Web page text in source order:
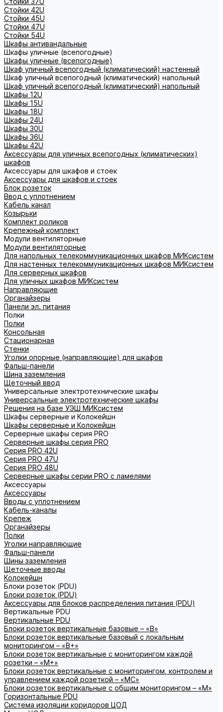
Стойки 42U
Стойки 45U
Стойки 47U
Стойки 54U
Шкафы антивандальные
Шкафы уличные (всепогодные)
Шкафы уличные (всепогодные)
Шкаф уличный всепогодный (климатический) настенный
Шкаф уличный всепогодный (климатический) напольный
Шкаф уличный всепогодный (климатический) напольный
Шкафы 12U
Шкафы 15U
Шкафы 18U
Шкафы 24U
Шкафы 30U
Шкафы 36U
Шкафы 42U
Аксессуары для уличных всепогодных (климатических)
шкафов
Аксессуары для шкафов и стоек
Аксессуары для шкафов и стоек
Блок розеток
Ввод с уплотнением
Кабель канал
Козырьки
Комплект роликов
Крепежный комплект
Модули вентиляторные
Модули вентиляторные
Для напольных телекоммуникационных шкафов МИКсистем
Для настенных телекоммуникационных шкафов МИКсистем
Для серверных шкафов
Для уличных шкафов МИКсистем
Направляющие
Органайзеры
Панели эл. питания
Полки
Полки
Консольная
Стационарная
Стенки
Уголки опорные (направляющие) для шкафов
Фальш-панели
Шина заземления
Щеточный ввод
Универсальные электротехнические шкафы
Универсальные электротехнические шкафы
Решения на базе УЭШ МИКсистем
Шкафы серверные и Колокейшн
Шкафы серверные и Колокейшн
Серверные шкафы серия PRO
Серверные шкафы серия PRO
Серия PRO 42U
Серия PRO 47U
Серия PRO 48U
Серверные шкафы серии PRO с ламелями
Аксессуары
Аксессуары
Вводы с уплотнением
Кабель-каналы
Крепеж
Органайзеры
Полки
Уголки направляющие
Фальш-панели
Шины заземления
Щеточные вводы
Колокейшн
Блоки розеток (PDU)
Блоки розеток (PDU)
Аксессуары для блоков распределения питания (PDU)
Вертикальные PDU
Вертикальные PDU
Блоки розеток вертикальные базовые – «В»
Блоки розеток вертикальные базовый с локальным
мониторингом – «В+»
Блоки розеток вертикальные с мониторингом каждой
розетки – «М+»
Блоки розеток вертикальные с мониторингом, контролем и
управлением каждой розеткой – «МС»
Блоки розеток вертикальные с общим мониторингом – «М»
Горизонтальные PDU
Система изоляции коридоров ЦОД